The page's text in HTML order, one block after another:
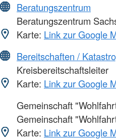
Beratungszentrum
Beratungszentrum
Karte: Link zur Google
Bereitschaften /
Kreisbereitschaftsleiter
Karte: Link zur Google
Gemeinschaft
Gemeinschaft
Karte: Link zur Google